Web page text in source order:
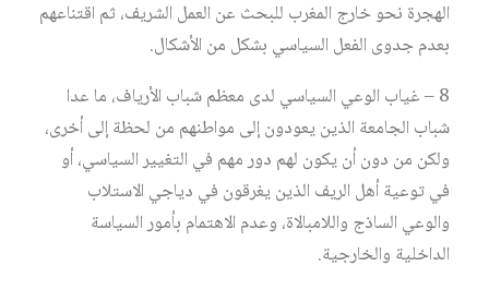
الهجرة نحو خارج المغرب للبحث عن العمل الشريف، ثم اقتناعهم
بعدم جدوى الفعل السياسي بشكل من الأشكال.
8 – غياب الوعي السياسي لدى معظم شباب الأرياف، ما عدا
شباب الجامعة الذين يعودون إلى مواطنهم من لحظة إلى أخرى،
ولكن من دون أن يكون لهم دور مهم في التغيير السياسي، أو
في توعية أهل الريف الذين يغرقون في دياجي الاستلاب
والوعي الساذج واللامبالاة، وعدم الاهتمام بأمور السياسة
الداخلية والخارجية.